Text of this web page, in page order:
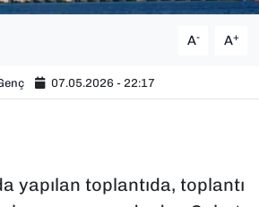
A- A+
07.05.2026 - 22:17
yapılan toplantıda, toplantı